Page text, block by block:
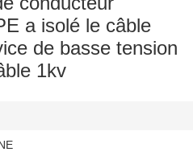
a isolé le câble
de basse tension
1kv